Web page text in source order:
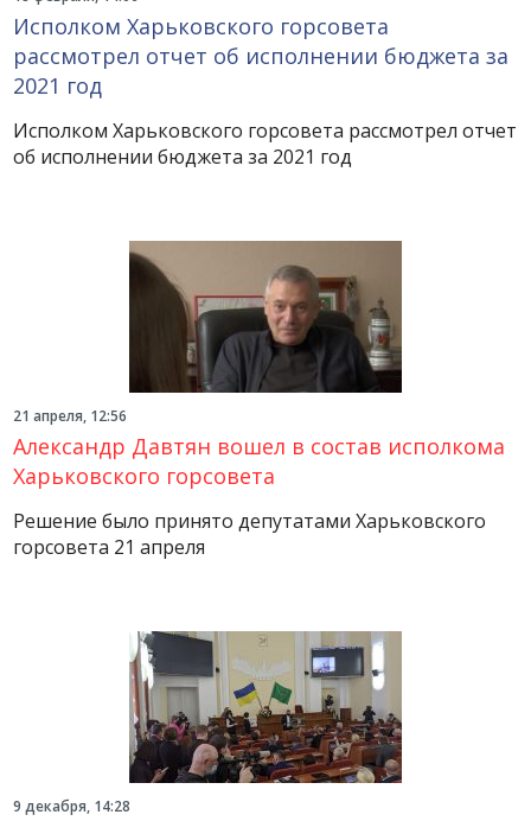
Исполком Харьковского горсовета
рассмотрел отчет об исполнении бюджета за
2021 год
Исполком Харьковского горсовета рассмотрел отчет
об исполнении бюджета за 2021 год
21 апреля, 12:56
Александр Давтян вошел в состав исполкома
Харьковского горсовета
Решение было принято депутатами Харьковского
горсовета 21 апреля
9 декабря, 14:28